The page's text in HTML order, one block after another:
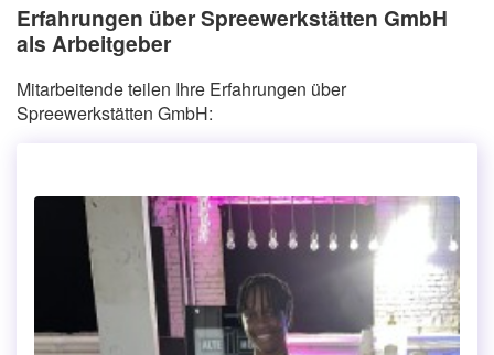
Erfahrungen über Spreewerkstätten GmbH
als Arbeitgeber
Mitarbeitende teilen Ihre Erfahrungen über
Spreewerkstätten GmbH: